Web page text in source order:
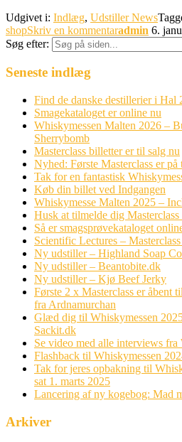
Udgivet i: Indlæg, Udstiller News
shopSkriv en kommentaradmin 6.
Søg efter:
Seneste indlæg
Find de danske destillerier i Hal
Smagekataloget er online nu
Whiskymessen Malten 2026 –
Sherrybomb
Masterclass billetter er til salg nu
Nyhed: Første Masterclass er
Tak for en fantastisk
Køb din billet ved Indgangen
Whiskymesse Malten 2025 –
Husk at tilmelde dig
Så er smagsprøvekataloget
Scientific Lectures –
Ny udstiller – Highland Soap
Ny udstiller – Beantobite.dk
Ny udstiller – Kjø Beef Jerky
Første 2 x Masterclass er åbent
fra Ardnamurchan
Glæd dig til Whiskymessen
Sackit.dk
Se video med alle interviews fra
Flashback til Whiskymessen
Tak for jeres opbakning til
sat 1. marts 2025
Lancering af ny kogebog: Mad
Arkiver